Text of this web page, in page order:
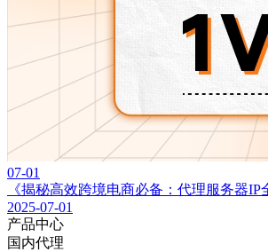
07-01
《揭秘高效跨境电商必备：代理服务器IP
2025-07-01
产品中心
国内代理